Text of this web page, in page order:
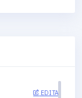
EDITAR